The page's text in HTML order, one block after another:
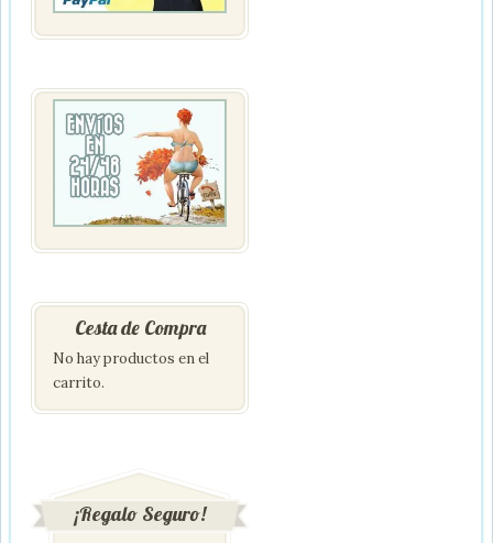
Cesta de Compra
No hay productos en el
carrito.
¡Regalo Seguro!